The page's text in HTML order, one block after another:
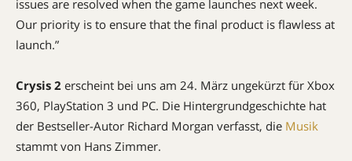
issues are resolved when the game launches next week.
Our priority is to ensure that the final product is flawless at
launch.”
Crysis 2 erscheint bei uns am 24. März ungekürzt für Xbox
360, PlayStation 3 und PC. Die Hintergrundgeschichte hat
der Bestseller-Autor Richard Morgan verfasst, die Musik
stammt von Hans Zimmer.